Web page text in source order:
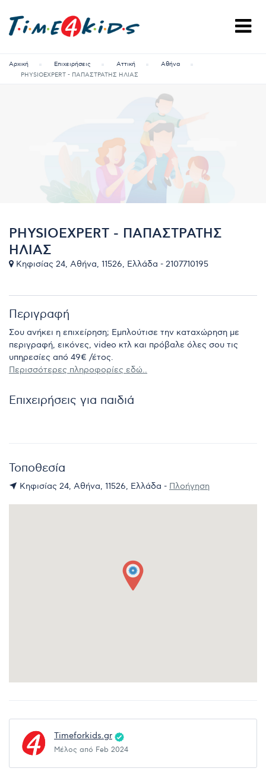
Αρχική Επιχειρήσεις Αττική
Αθήνα
PHYSIOEXPERT - ΠΑΠΑΣΤΡΑΤΗΣ ΗΛΙΑΣ
PHYSIOEXPERT - ΠΑΠΑΣΤΡΑΤΗΣ
ΗΛΙΑΣ
Κηφισίας 24, Αθήνα, 11526, Ελλάδα - 2107710195
Περιγραφή
Σου ανήκει η επιχείρηση; Εμπλούτισε την καταχώρηση με
περιγραφή, εικόνες, video κτλ και πρόβαλε όλες σου τις
υπηρεσίες από 49€ /έτος.
Περισσότερες πληροφορίες εδώ..
Επιχειρήσεις για παιδιά
Τοποθεσία
Κηφισίας 24, Αθήνα, 11526, Ελλάδα - Πλοήγηση
Timeforkids.gr
Μέλος από Feb 2024